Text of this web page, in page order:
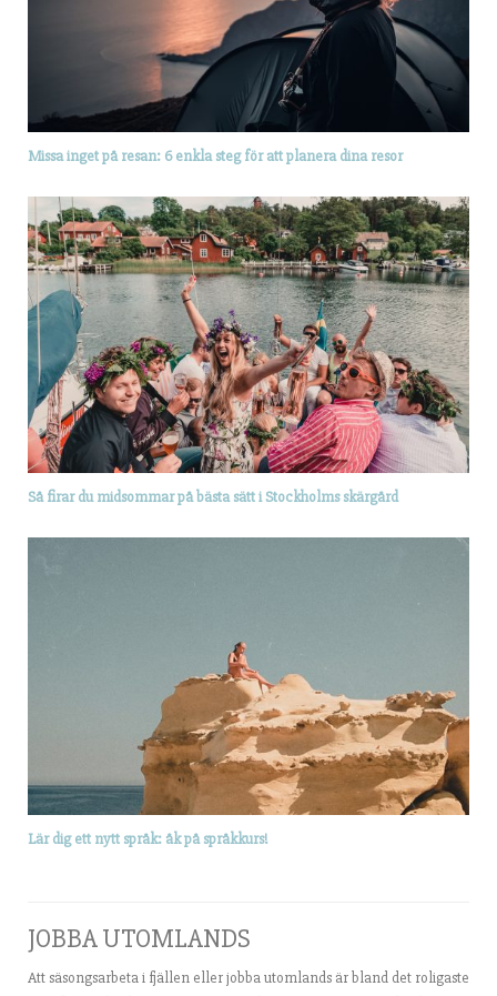
Missa inget på resan: 6 enkla steg för att planera dina resor
Så firar du midsommar på bästa sätt i Stockholms skärgård
Lär dig ett nytt språk: åk på språkkurs!
JOBBA UTOMLANDS
Att säsongsarbeta i fjällen eller jobba utomlands är bland det roligaste